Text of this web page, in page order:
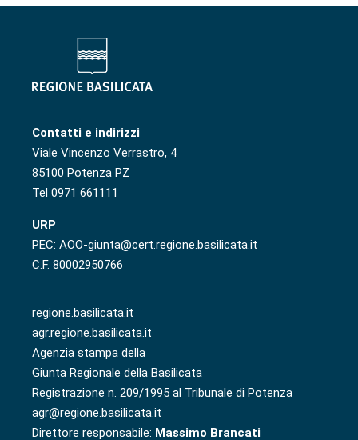
Contatti e indirizzi
Viale Vincenzo Verrastro, 4
85100 Potenza PZ
Tel 0971 661111
URP
PEC: AOO-giunta@cert.regione.basilicata.it
C.F. 80002950766
regione.basilicata.it
agr.regione.basilicata.it
Agenzia stampa della
Giunta Regionale della Basilicata
Registrazione n. 209/1995 al Tribunale di Potenza
agr@regione.basilicata.it
Direttore responsabile: Massimo Brancati